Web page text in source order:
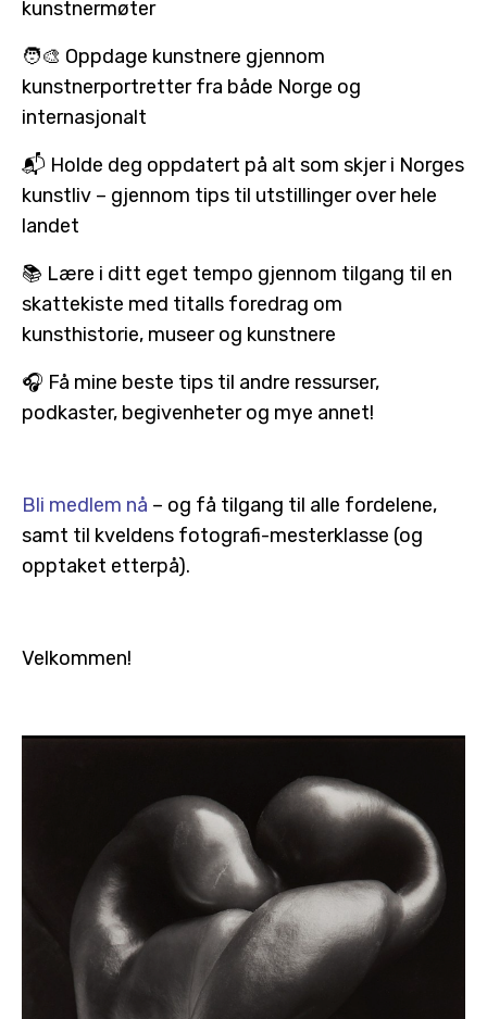
kunstnermøter
🧑‍🎨 Oppdage kunstnere gjennom
kunstnerportretter fra både Norge og
internasjonalt
📬 Holde deg oppdatert på alt som skjer i Norges
kunstliv – gjennom tips til utstillinger over hele
landet
📚 Lære i ditt eget tempo gjennom tilgang til en
skattekiste med titalls foredrag om
kunsthistorie, museer og kunstnere
🎧 Få mine beste tips til andre ressurser,
podkaster, begivenheter og mye annet!
Bli medlem nå – og få tilgang til alle fordelene,
samt til kveldens fotografi-mesterklasse (og
opptaket etterpå).
Velkommen!